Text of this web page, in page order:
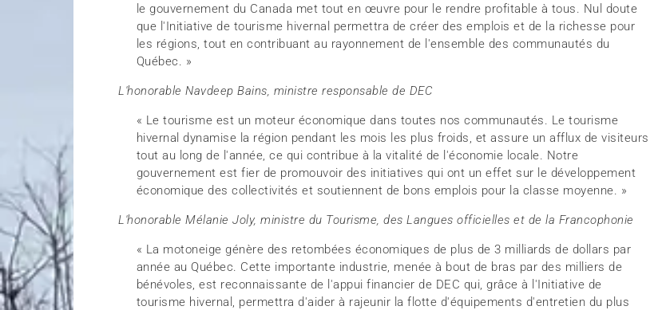
le gouvernement du Canada met tout en œuvre pour le rendre profitable à tous. Nul doute
que l'Initiative de tourisme hivernal permettra de créer des emplois et de la richesse pour
les régions, tout en contribuant au rayonnement de l'ensemble des communautés du
Québec. »
L'honorable Navdeep Bains, ministre responsable de DEC
« Le tourisme est un moteur économique dans toutes nos communautés. Le tourisme
hivernal dynamise la région pendant les mois les plus froids, et assure un afflux de visiteurs
tout au long de l'année, ce qui contribue à la vitalité de l'économie locale. Notre
gouvernement est fier de promouvoir des initiatives qui ont un effet sur le développement
économique des collectivités et soutiennent de bons emplois pour la classe moyenne. »
L'honorable Mélanie Joly, ministre du Tourisme, des Langues officielles et de la Francophonie
« La motoneige génère des retombées économiques de plus de 3 milliards de dollars par
année au Québec. Cette importante industrie, menée à bout de bras par des milliers de
bénévoles, est reconnaissante de l'appui financier de DEC qui, grâce à l'Initiative de
tourisme hivernal, permettra d'aider à rajeunir la flotte d'équipements d'entretien du plus